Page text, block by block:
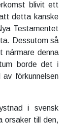
blivit ett
detta kanske
Testamentet
Dessutom så
närmare denna
borde det i
förkunnelsen
i svensk
orsaker till den,